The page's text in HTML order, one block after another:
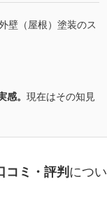
壁（屋根）塗装のス
。 現在はその知見
コミ・評判 につい